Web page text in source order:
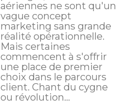
aériennes ne sont qu'un
vague concept
marketing sans grande
réalité opérationnelle.
Mais certaines
commencent à s'offrir
une place de premier
choix dans le parcours
client. Chant du cygne
ou révolution...